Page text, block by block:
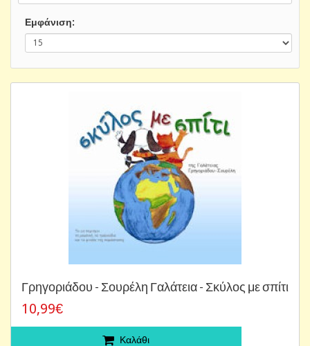
Εμφάνιση:
Γρηγοριάδου - Σουρέλη Γαλάτεια - Σκύλος με σπίτι
10,99€
Καλάθι